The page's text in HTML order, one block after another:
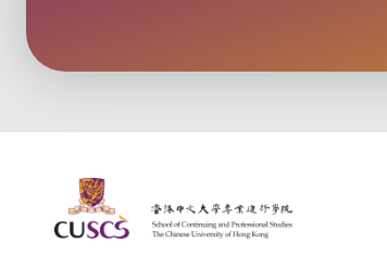
The Chinese Univeristy of hong Kong